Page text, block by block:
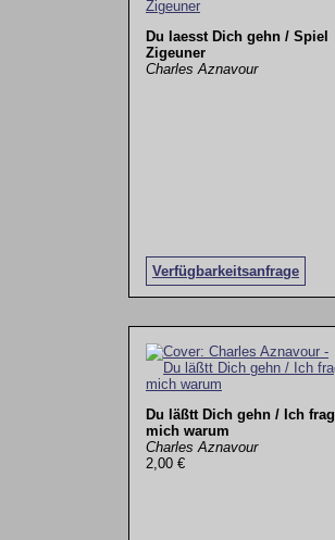
Du laesst Dich gehn / Spiel
Zigeuner
Charles Aznavour
Verfügbarkeitsanfrage
Du läßtt Dich gehn / Ich frag
mich warum
Charles Aznavour
2,00 €